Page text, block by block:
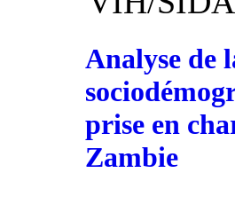
Analyse de
prise en
Zambie